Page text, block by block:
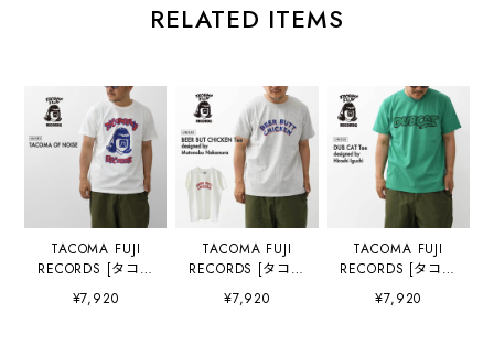
RELATED ITEMS
TACOMA FUJI
RECORDS [タコマ
フジレコード]
TACOMA OF
¥7,920
TACOMA FUJI
RECORDS [タコマ
フジレコード]
BEER BUT
¥7,920
TACOMA FUJI
RECORDS [タコマ
フジレコード]
DUB CAT Tee
¥7,920